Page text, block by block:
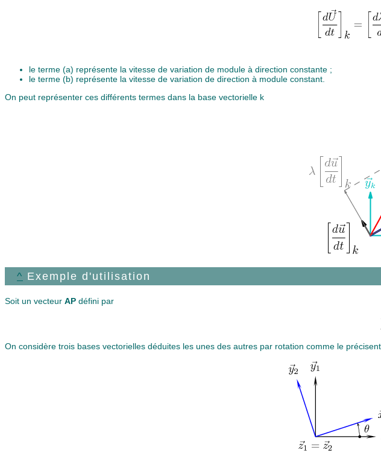
le terme (a) représente la vitesse de variation de module à direction constante ;
le terme (b) représente la vitesse de variation de direction à module constant.
On peut représenter ces différents termes dans la base vectorielle k
^ Exemple d'utilisation
Soit un vecteur AP défini par
On considère trois bases vectorielles déduites les unes des autres par rotation comme le